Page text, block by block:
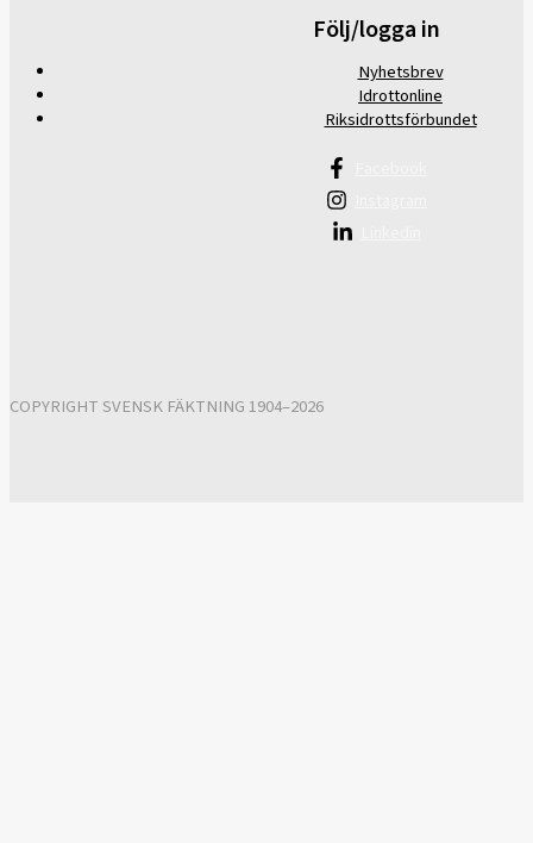
Följ/logga in
Nyhetsbrev
Idrottonline
Riksidrottsförbundet
COPYRIGHT SVENSK FÄKTNING 1904–2026